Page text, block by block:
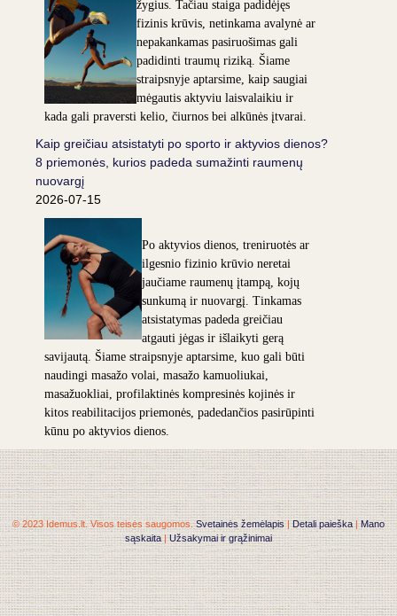
žygius. Tačiau staiga padidėjęs
fizinis krūvis, netinkama avalynė ar
nepakankamas pasiruošimas gali
padidinti traumų riziką. Šiame
straipsnyje aptarsime, kaip saugiai
mėgautis aktyviu laisvalaikiu ir
kada gali praversti kelio, čiurnos bei alkūnės įtvarai.
Kaip greičiau atsistatyti po sporto ir aktyvios dienos?
8 priemonės, kurios padeda sumažinti raumenų
nuovargį
2026-07-15
Po aktyvios dienos, treniruotės ar
ilgesnio fizinio krūvio neretai
jaučiame raumenų įtampą, kojų
sunkumą ir nuovargį. Tinkamas
atsistatymas padeda greičiau
atgauti jėgas ir išlaikyti gerą
savijautą. Šiame straipsnyje aptarsime, kuo gali būti
naudingi masažo volai, masažo kamuoliukai,
masažuokliai, profilaktinės kompresinės kojinės ir
kitos reabilitacijos priemonės, padedančios pasirūpinti
kūnu po aktyvios dienos.
© 2023 Idemus.lt. Visos teisės saugomos.Svetainės žemėlapis|Detali paieška|Mano
sąskaita|Užsakymai ir grąžinimai